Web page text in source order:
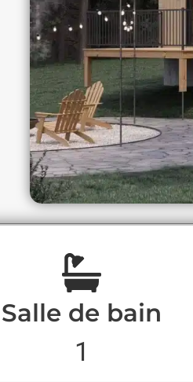
Salle de bain
1